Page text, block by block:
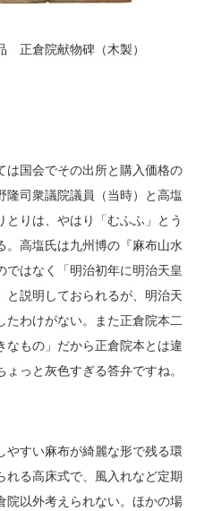
正倉院献物碑（木製）
国会でその出所と購入価格の
隆司衆議院議員（当時）と高塩
りは、やはり「むふふ」とう
。高塩氏は九州博の『麻布山水
ではなく「明治初年に明治天皇
と説明しておられるが、明治天
たわけがない。また正倉院本二
もの」だから正倉院本とは違
っと灰色すぎる答弁ですね。
すい麻布が綺麗な形で残る環
る高床式で、風入れなど定期
院以外考えられない。ほかの場